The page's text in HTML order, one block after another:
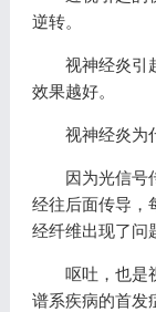
逆转。
视神经炎引
效果越好。
视神经炎为
因为光信号
经往后面传导，
经纤维出现了问
呕吐，也是
谱系疾病的首发